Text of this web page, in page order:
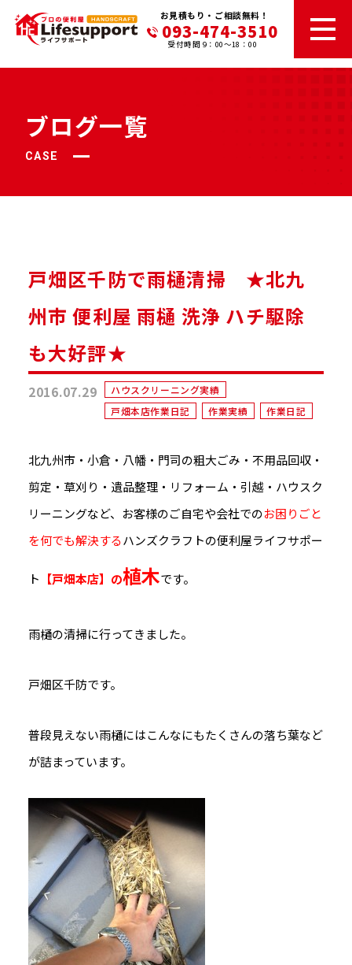
お見積もり・ご相談無料！
093-474-3510
受付時間 9：00～18：00
ブログ一覧
CASE
戸畑区千防で雨樋清掃 ★北九
州市 便利屋 雨樋 洗浄 ハチ駆除
も大好評★
2016.07.29
ハウスクリーニング実績
戸畑本店作業日記
作業実績 作業日記
北九州市・小倉・八幡・門司の粗大ごみ・不用品回収・
剪定・草刈り・遺品整理・リフォーム・引越・ハウスク
リーニングなど、お客様のご自宅や会社でのお困りごと
を何でも解決するハンズクラフトの便利屋ライフサポー
ト 【戸畑本店】の植木です。
雨樋の清掃に行ってきました。
戸畑区千防です。
普段見えない雨樋にはこんなにもたくさんの落ち葉など
が詰まっています。